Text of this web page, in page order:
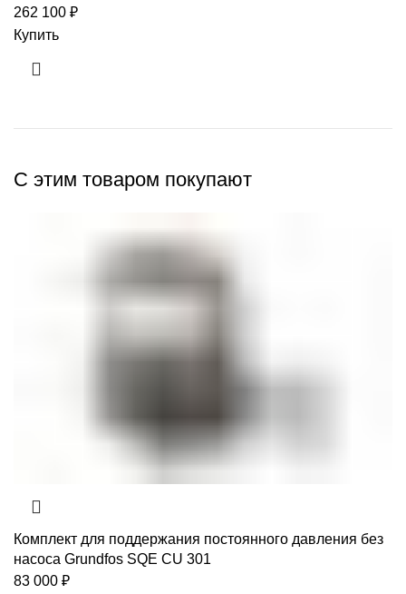
262 100 ₽
Купить
С этим товаром покупают
Комплект для поддержания постоянного давления без
насоса Grundfos SQE CU 301
83 000 ₽